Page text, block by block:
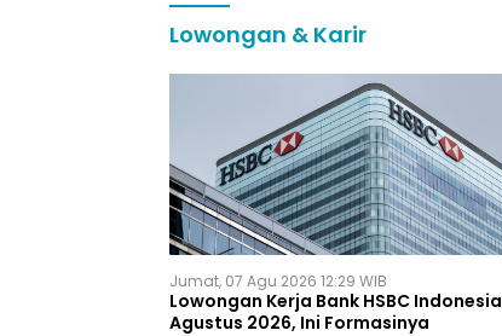
Lowongan & Karir
Jumat, 07 Agu 2026 12:29 WIB
Lowongan Kerja Bank HSBC Indonesia
Agustus 2026, Ini Formasinya